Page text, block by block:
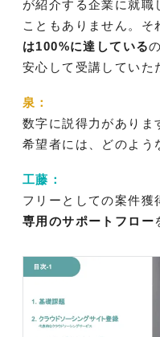
が紹介する企業に就職
こともありません。そ
は100%に達している
安心して受講していた
泉：
数字に説得力があり
希望者には、どのよう
工藤：
フリーとしての案件獲
専用のサポートフロー